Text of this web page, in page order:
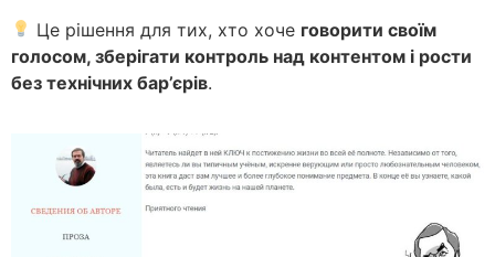
Це рішення для тих, хто хоче говорити своїм
голосом, зберігати контроль над контентом і рости
без технічних бар’єрів.